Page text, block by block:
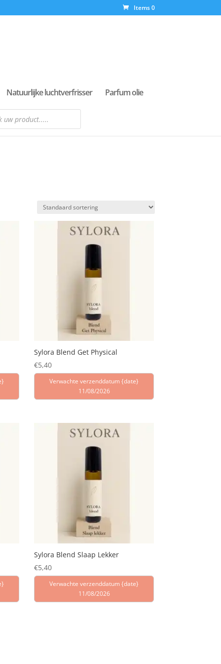
Items 0
Natuurlijke luchtverfrisser Parfum olie
Sylora Blend Get Physical
€5,40
Verwachte verzenddatum {date}
11/08/2026
Sylora Blend Slaap Lekker
€5,40
Verwachte verzenddatum {date}
11/08/2026